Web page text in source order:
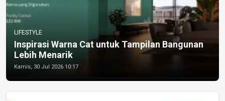
LIFESTYLE
Inspirasi Warna Cat untuk Tampilan Bangunan
Lebih Menarik
Kamis, 30 Jul 2026 10:17